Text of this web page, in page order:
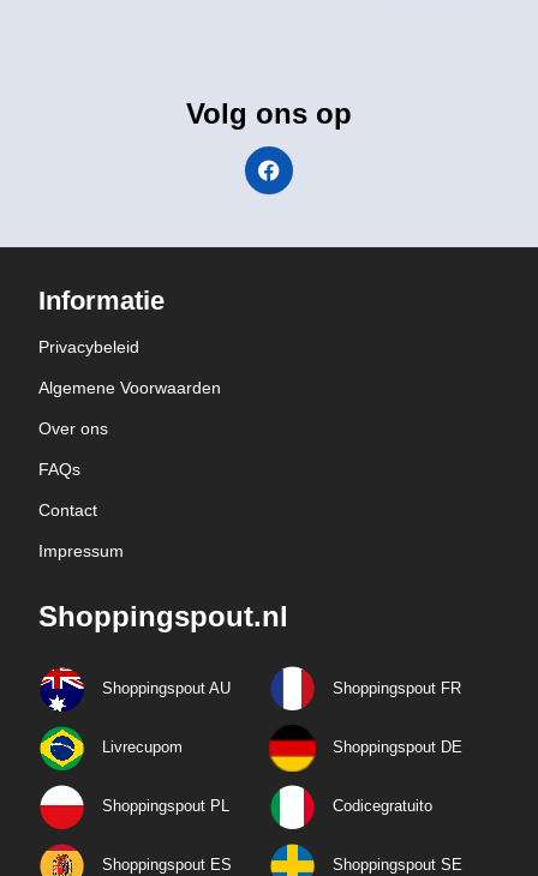
Volg ons op
Informatie
Privacybeleid
Algemene Voorwaarden
Over ons
FAQs
Contact
Impressum
Shoppingspout.nl
Shoppingspout AU Shoppingspout FR
Livrecupom Shoppingspout DE
Shoppingspout PL Codicegratuito
Shoppingspout ES Shoppingspout SE